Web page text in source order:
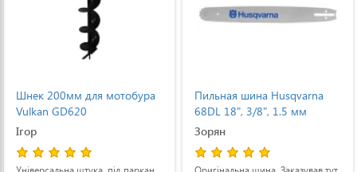
Шнек 200мм для мотобура
Vulkan GD620
Ігор
Пильная шина Husqvarna
68DL 18", 3/8", 1.5 мм
Зорян